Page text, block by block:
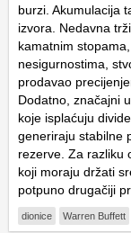
burzi. Akumulacija
izvora. Nedavna
kamatnim
nesigurnostima,
prodavao
Dodatno, značajni
koje isplaćuju
generiraju stabilne
rezerve. Za razliku
koji moraju držati
potpuno drugačiji
dionice Warren Buffett